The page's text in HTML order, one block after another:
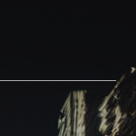
、中身をご